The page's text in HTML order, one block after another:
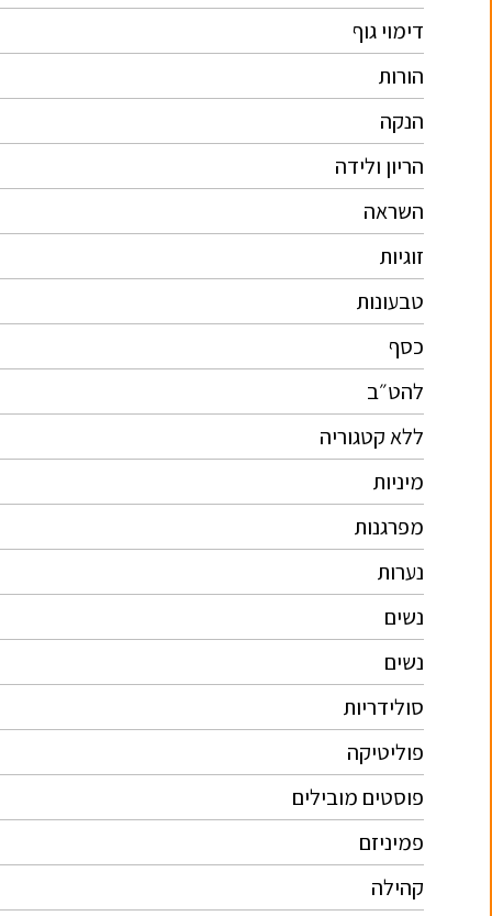
דימוי גוף
הורות
הנקה
הריון ולידה
השראה
זוגיות
טבעונות
כסף
להט״ב
ללא קטגוריה
מיניות
מפרגנות
נערות
נשים
נשים
סולידריות
פוליטיקה
פוסטים מובילים
פמיניזם
קהילה